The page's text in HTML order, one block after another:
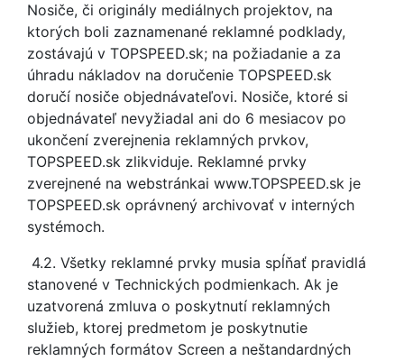
Nosiče, či originály mediálnych projektov, na
ktorých boli zaznamenané reklamné podklady,
zostávajú v TOPSPEED.sk; na požiadanie a za
úhradu nákladov na doručenie TOPSPEED.sk
doručí nosiče objednávateľovi. Nosiče, ktoré si
objednávateľ nevyžiadal ani do 6 mesiacov po
ukončení zverejnenia reklamných prvkov,
TOPSPEED.sk zlikviduje. Reklamné prvky
zverejnené na webstránkai www.TOPSPEED.sk je
TOPSPEED.sk oprávnený archivovať v interných
systémoch.
4.2. Všetky reklamné prvky musia spĺňať pravidlá
stanovené v Technických podmienkach. Ak je
uzatvorená zmluva o poskytnutí reklamných
služieb, ktorej predmetom je poskytnutie
reklamných formátov Screen a neštandardných